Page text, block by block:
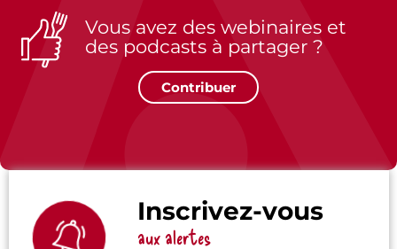
Vous avez des webinaires et
des podcasts à partager ?
Contribuer
Inscrivez-vous
aux alertes